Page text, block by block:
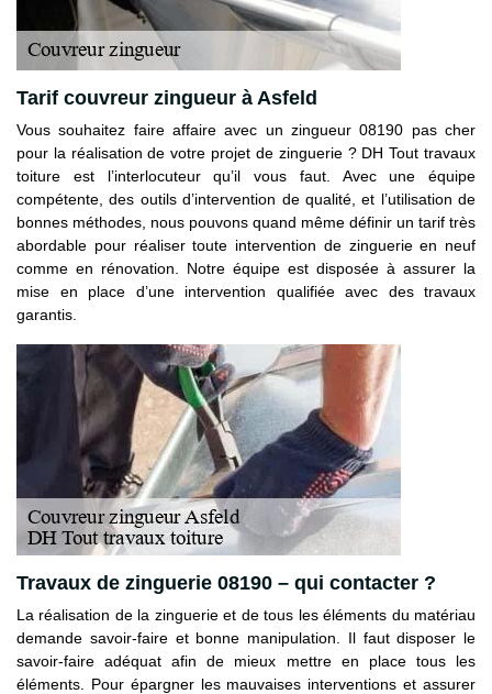
Tarif couvreur zingueur à Asfeld
Vous souhaitez faire affaire avec un zingueur 08190 pas cher
pour la réalisation de votre projet de zinguerie ? DH Tout travaux
toiture est l’interlocuteur qu’il vous faut. Avec une équipe
compétente, des outils d’intervention de qualité, et l’utilisation de
bonnes méthodes, nous pouvons quand même définir un tarif très
abordable pour réaliser toute intervention de zinguerie en neuf
comme en rénovation. Notre équipe est disposée à assurer la
mise en place d’une intervention qualifiée avec des travaux
garantis.
Travaux de zinguerie 08190 – qui contacter ?
La réalisation de la zinguerie et de tous les éléments du matériau
demande savoir-faire et bonne manipulation. Il faut disposer le
savoir-faire adéquat afin de mieux mettre en place tous les
éléments. Pour épargner les mauvaises interventions et assurer